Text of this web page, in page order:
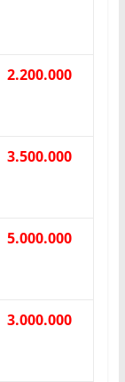
2.200.000
3.500.000
5.000.000
3.000.000